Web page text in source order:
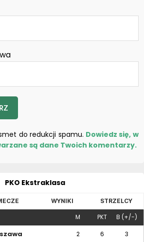
do redukcji spamu. Dowiedz się, w
są dane Twoich komentarzy.
PKO Ekstraklasa
WYNIKI STRZELCY
M PKT B (+/-)
2 6 3